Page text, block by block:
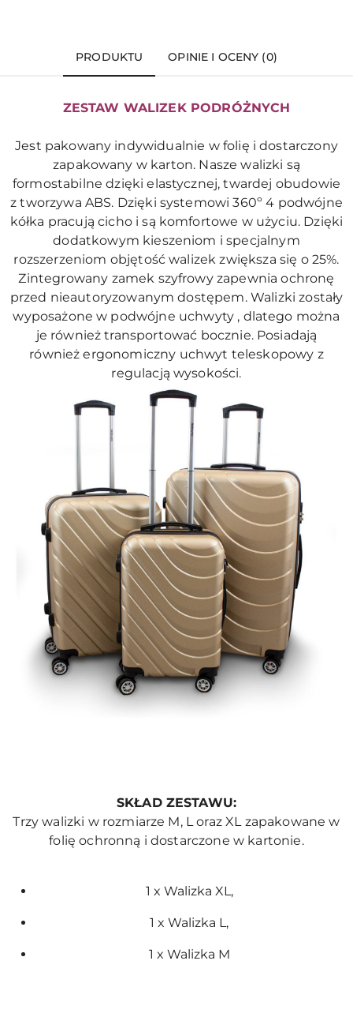
PRODUKTU OPINIE I OCENY (0)
ZESTAW WALIZEK PODRÓŻNYCH
Jest pakowany indywidualnie w folię i dostarczony
zapakowany w karton. Nasze walizki są
formostabilne dzięki elastycznej, twardej obudowie
z tworzywa ABS. Dzięki systemowi 360º 4 podwójne
kółka pracują cicho i są komfortowe w użyciu. Dzięki
dodatkowym kieszeniom i specjalnym
rozszerzeniom objętość walizek zwiększa się o 25%.
Zintegrowany zamek szyfrowy zapewnia ochronę
przed nieautoryzowanym dostępem. Walizki zostały
wyposażone w podwójne uchwyty , dlatego można
je również transportować bocznie. Posiadają
również ergonomiczny uchwyt teleskopowy z
regulacją wysokości.
SKŁAD ZESTAWU:
Trzy walizki w rozmiarze M, L oraz XL zapakowane w
folię ochronną i dostarczone w kartonie.
1 x Walizka XL,
1 x Walizka L,
1 x Walizka M